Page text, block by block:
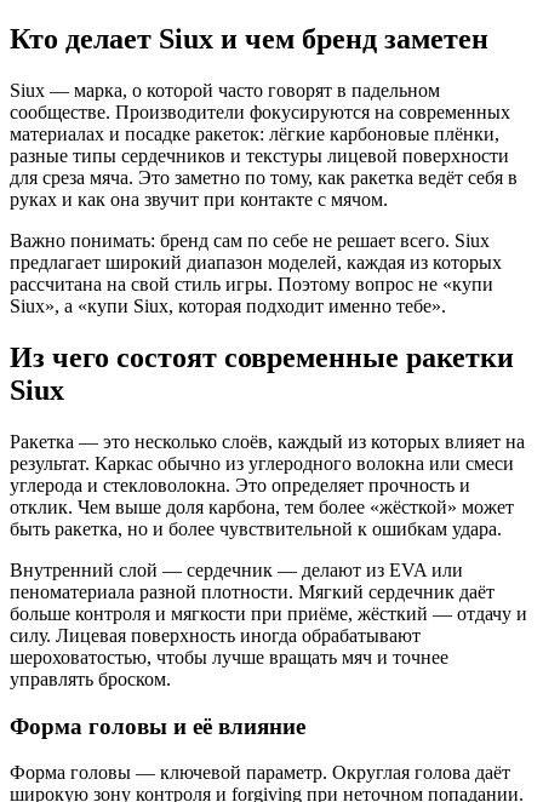
Кто делает Siux и чем бренд заметен
Siux — марка, о которой часто говорят в падельном
сообществе. Производители фокусируются на современных
материалах и посадке ракеток: лёгкие карбоновые плёнки,
разные типы сердечников и текстуры лицевой поверхности
для среза мяча. Это заметно по тому, как ракетка ведёт себя в
руках и как она звучит при контакте с мячом.
Важно понимать: бренд сам по себе не решает всего. Siux
предлагает широкий диапазон моделей, каждая из которых
рассчитана на свой стиль игры. Поэтому вопрос не «купи
Siux», а «купи Siux, которая подходит именно тебе».
Из чего состоят современные ракетки
Siux
Ракетка — это несколько слоёв, каждый из которых влияет на
результат. Каркас обычно из углеродного волокна или смеси
углерода и стекловолокна. Это определяет прочность и
отклик. Чем выше доля карбона, тем более «жёсткой» может
быть ракетка, но и более чувствительной к ошибкам удара.
Внутренний слой — сердечник — делают из EVA или
пеноматериала разной плотности. Мягкий сердечник даёт
больше контроля и мягкости при приёме, жёсткий — отдачу и
силу. Лицевая поверхность иногда обрабатывают
шероховатостью, чтобы лучше вращать мяч и точнее
управлять броском.
Форма головы и её влияние
Форма головы — ключевой параметр. Округлая голова даёт
широкую зону контроля и forgiving при неточном попадании.